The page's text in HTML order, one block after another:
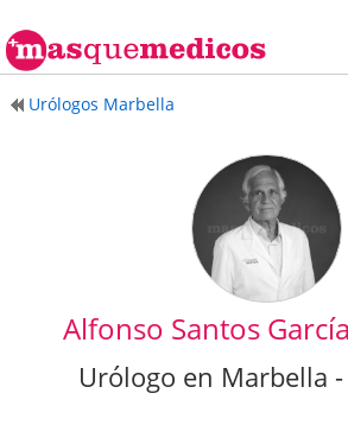
Urólogos Marbella
Alfonso Santos
Urólogo en Marbella